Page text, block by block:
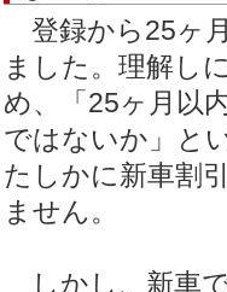
登録から25ヶ
ました。理解し
め、「25ヶ月以
ではないか」と
たしかに新車割
ません。
しかし、新車